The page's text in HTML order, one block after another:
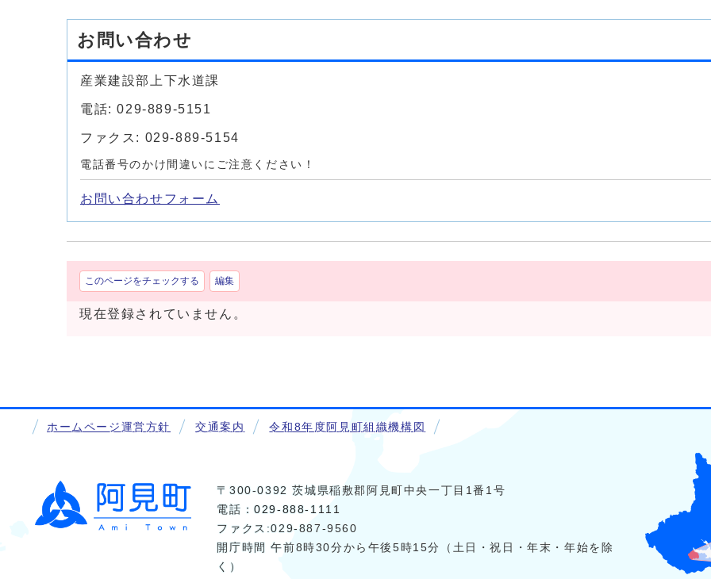
お問い合わせ
産業建設部上下水道課
電話: 029-889-5151
ファクス: 029-889-5154
電話番号のかけ間違いにご注意ください！
お問い合わせフォーム
このページをチェックする 編集
現在登録されていません。
ホームページ運営方針 交通案内 令和8年度阿見町組織機構図
〒300-0392 茨城県稲敷郡阿見町中央一丁目1番1号
電話：029-888-1111
ファクス:029-887-9560
開庁時間 午前8時30分から午後5時15分（土日・祝日・年末・年始を除
く）